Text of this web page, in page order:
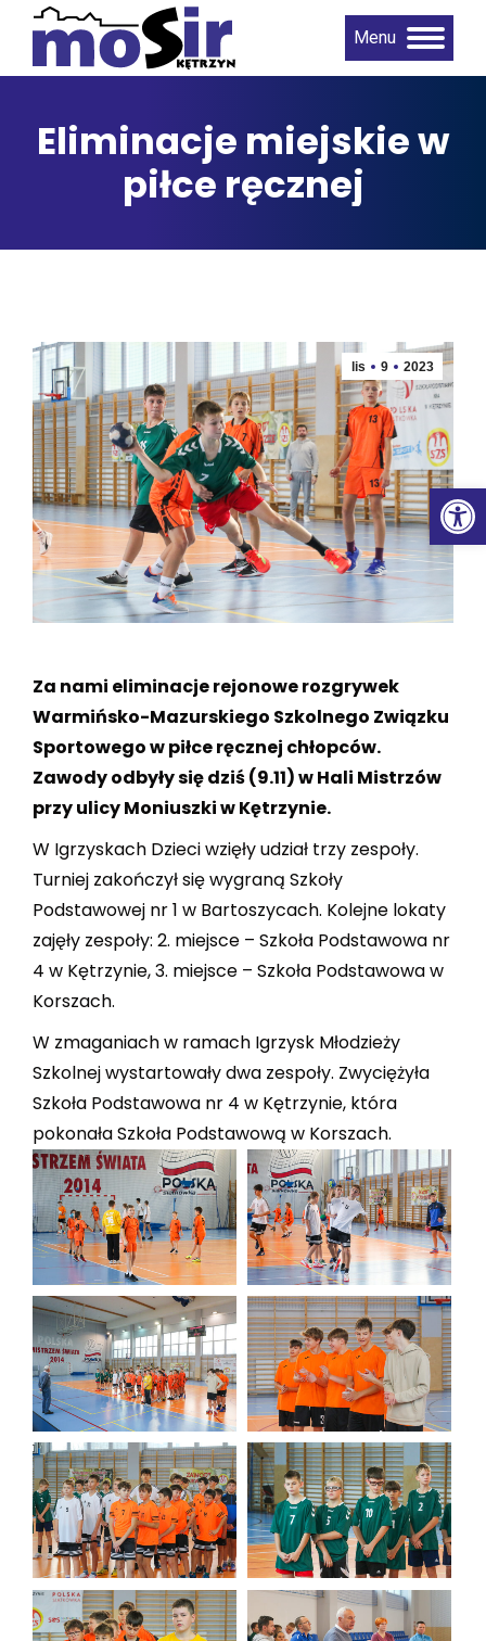
Menu
Eliminacje miejskie w
piłce ręcznej
lis 9 2023
Za nami eliminacje rejonowe rozgrywek
Warmińsko-Mazurskiego Szkolnego Związku
Sportowego w piłce ręcznej chłopców.
Zawody odbyły się dziś (9.11) w Hali Mistrzów
przy ulicy Moniuszki w Kętrzynie.
W Igrzyskach Dzieci wzięły udział trzy zespoły.
Turniej zakończył się wygraną Szkoły
Podstawowej nr 1 w Bartoszycach. Kolejne lokaty
zajęły zespoły: 2. miejsce – Szkoła Podstawowa nr
4 w Kętrzynie, 3. miejsce – Szkoła Podstawowa w
Korszach.
W zmaganiach w ramach Igrzysk Młodzieży
Szkolnej wystartowały dwa zespoły. Zwyciężyła
Szkoła Podstawowa nr 4 w Kętrzynie, która
pokonała Szkoła Podstawową w Korszach.